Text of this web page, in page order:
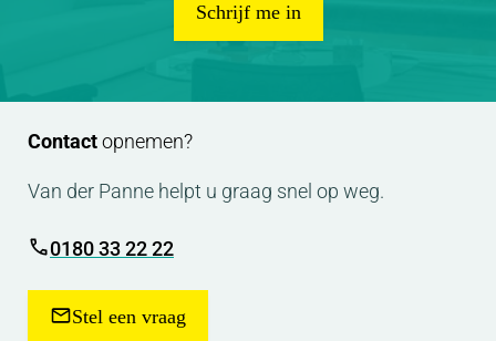
Schrijf me in
Contactopnemen?
Van der Panne helpt u graag snel op weg.
0180 33 22 22
Stel een vraag